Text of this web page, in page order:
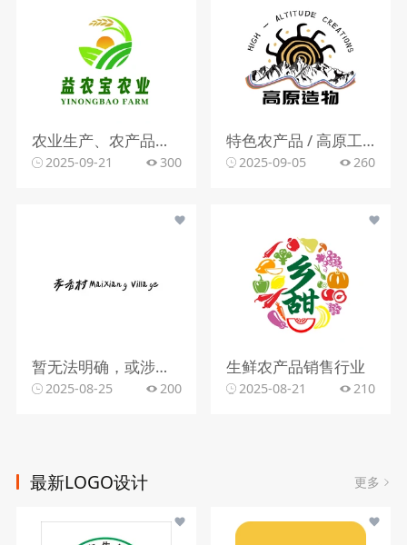
农业生产、农产品加工或农业服务行业
2025-09-21 300
特色农产品 / 高原工艺品行业
2025-09-05 260
暂无法明确，或涉乡村旅游、农产品行业
2025-08-25 200
生鲜农产品销售行业
2025-08-21 210
最新LOGO设计 更多